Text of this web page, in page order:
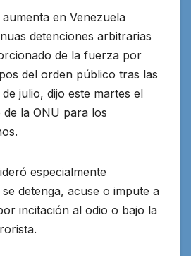
en Venezuela
detenciones arbitrarias
de la fuerza por
del orden público tras las
julio, dijo este martes el
de la ONU para los
especialmente
detenga, acuse o impute a
incitación al odio o bajo la